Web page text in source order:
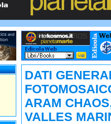
DATI
ARAM
VALLES